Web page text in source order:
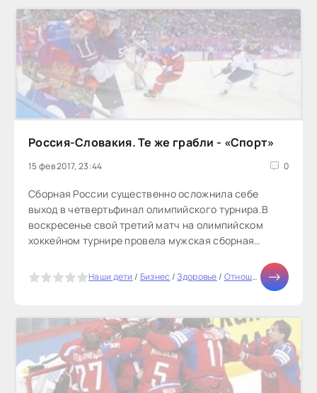
Россия-Словакия. Те же грабли - «Спорт»
15 фев 2017, 23:44 0
Сборная России существенно осложнила себе
выход в четвертьфинал олимпийского турнира.В
воскресенье свой третий матч на олимпийском
хоккейном турнире провела мужская сборная
плей-офф и готовиться к четвертьфиналу, нашей
команде необходимо было побеждать
Наши дети / Бизнес /Здоровье/ Отношения /СТАТЬИ